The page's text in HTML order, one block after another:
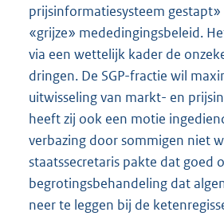
prijsinformatiesysteem
«grijze» mededingingsbeleid.
via een wettelijk kader de
dringen. De SGP-fractie wil
uitwisseling van markt- en
heeft zij ook een motie
verbazing door sommigen niet
staatssecretaris pakte dat goed
begrotingsbehandeling dat
neer te leggen bij de